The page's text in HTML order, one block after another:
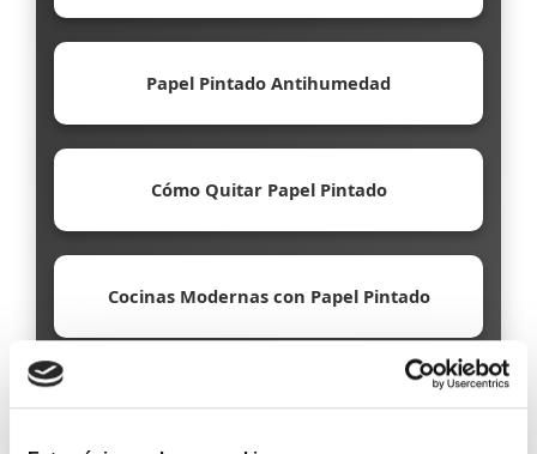
Papel Pintado Antihumedad
Cómo Quitar Papel Pintado
Cocinas Modernas con Papel Pintado
Papel Pintado Ecológico